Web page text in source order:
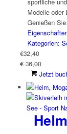
Modelle oder
Genießen
Kategorien:
€32,40
€ 36,00
Jetzt